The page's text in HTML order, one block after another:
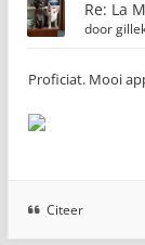
Re: La
door
Proficiat. Mooi
Citeer